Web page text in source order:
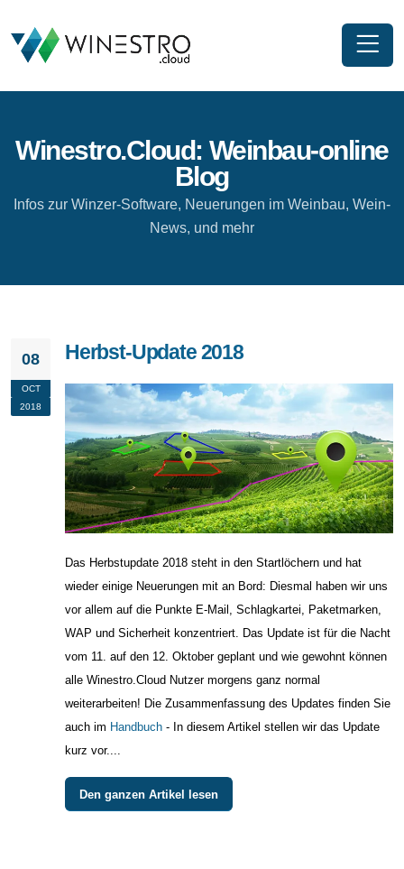
Winestro.Cloud: Weinbau-online
Blog
Infos zur Winzer-Software, Neuerungen im Weinbau, Wein-
News, und mehr
08
OCT
2018
Herbst-Update 2018
Das Herbstupdate 2018 steht in den Startlöchern und hat
wieder einige Neuerungen mit an Bord: Diesmal haben wir uns
vor allem auf die Punkte E-Mail, Schlagkartei, Paketmarken,
WAP und Sicherheit konzentriert. Das Update ist für die Nacht
vom 11. auf den 12. Oktober geplant und wie gewohnt können
alle Winestro.Cloud Nutzer morgens ganz normal
weiterarbeiten! Die Zusammenfassung des Updates finden Sie
auch im Handbuch - In diesem Artikel stellen wir das Update
kurz vor....
Den ganzen Artikel lesen